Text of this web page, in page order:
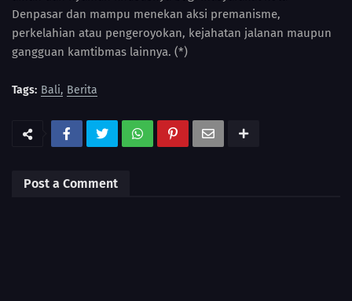
Denpasar dan mampu menekan aksi premanisme,
perkelahian atau pengeroyokan, kejahatan jalanan maupun
gangguan kamtibmas lainnya. (*)
Tags: Bali Berita
Post a Comment